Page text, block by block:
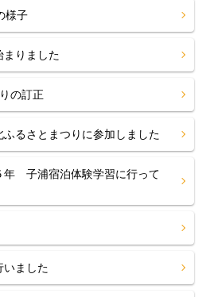
様子
りました
の訂正
るさとまつりに参加しました
子浦宿泊体験学習に行って
ました